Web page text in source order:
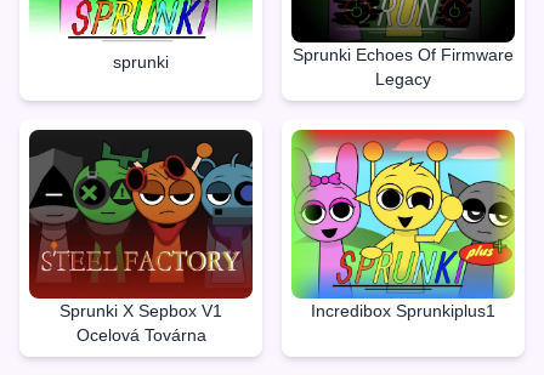
sprunki
Sprunki Echoes Of Firmware
Legacy
Sprunki X Sepbox V1
Ocelová Továrna
Incredibox Sprunkiplus1